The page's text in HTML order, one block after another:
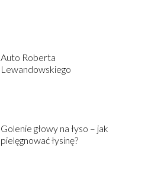
Auto Roberta
Lewandowskiego
Golenie głowy na łyso – jak
pielęgnować łysinę?